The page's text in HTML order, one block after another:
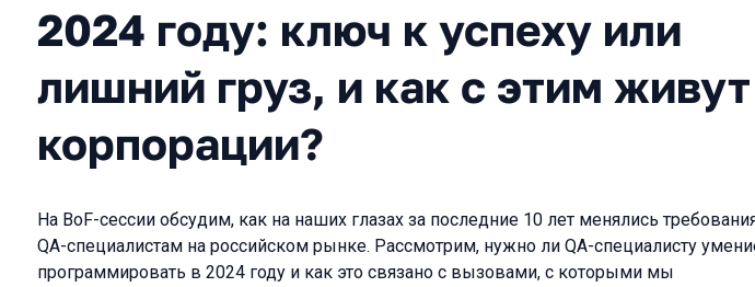
2024 году: ключ к успеху или
лишний груз, и как с этим живут
корпорации?
На BoF-сессии обсудим, как на наших глазах за последние 10 лет менялись
QA-специалистам на российском рынке. Рассмотрим, нужно ли QA-специалисту
программировать в 2024 году и как это связано с вызовами, с которыми мы